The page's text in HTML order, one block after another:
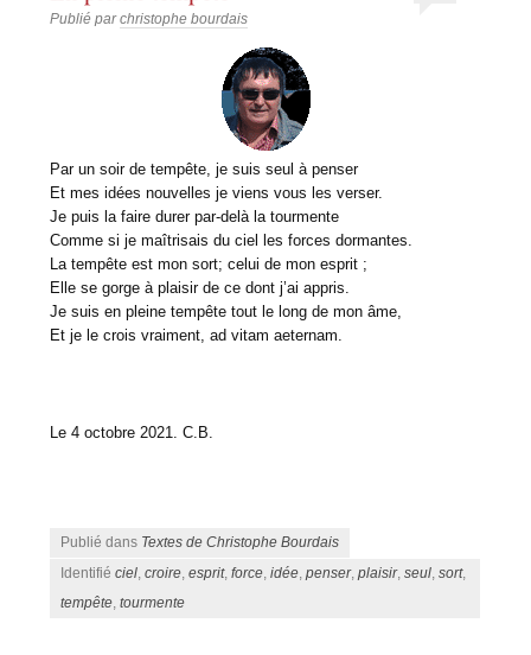
Publié parchristophe bourdais
Par un soir de tempête, je suis seul à penser
Et mes idées nouvelles je viens vous les verser.
Je puis la faire durer par-delà la tourmente
Comme si je maîtrisais du ciel les forces dormantes.
La tempête est mon sort; celui de mon esprit ;
Elle se gorge à plaisir de ce dont j’ai appris.
Je suis en pleine tempête tout le long de mon âme,
Et je le crois vraiment, ad vitam aeternam.
Le 4 octobre 2021. C.B.
Publié dans Textes de Christophe Bourdais
Identifiéciel ,croire ,esprit,force ,idée ,penser,plaisir,seul ,sort,
tempête ,tourmente